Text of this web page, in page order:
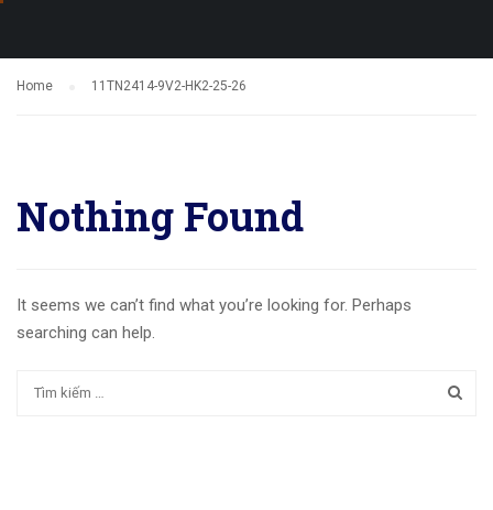
Home 11TN2414-9V2-HK2-25-26
Nothing Found
It seems we can’t find what you’re looking for. Perhaps
searching can help.